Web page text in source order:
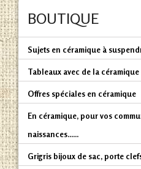
BOUTIQUE
Sujets en céramique à
Tableaux avec de la céramique
Offres spéciales en céramique
En céramique, pour vos
naissances......
Grigris bijoux de sac, porte